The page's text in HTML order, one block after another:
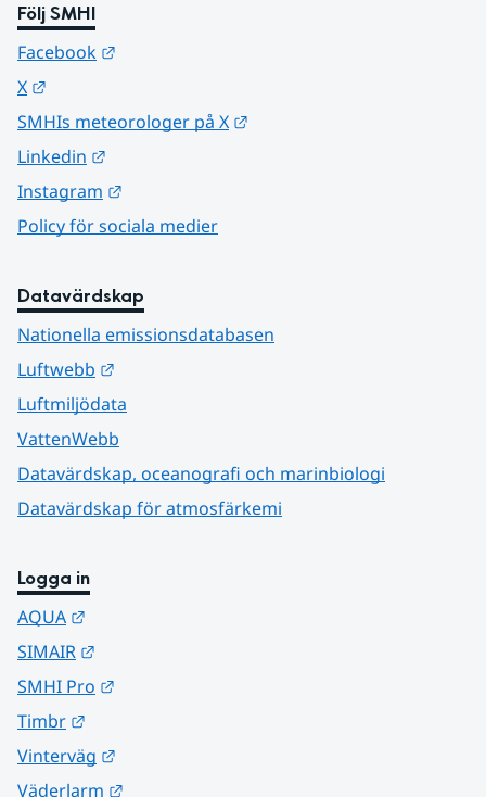
Följ SMHI
Facebook
X
SMHIs meteorologer på X
Linkedin
Instagram
Policy för sociala medier
Datavärdskap
Nationella emissionsdatabasen
Luftwebb
Luftmiljödata
VattenWebb
Datavärdskap, oceanografi och marinbiologi
Datavärdskap för atmosfärkemi
Logga in
AQUA
SIMAIR
SMHI Pro
Timbr
Vinterväg
Väderlarm